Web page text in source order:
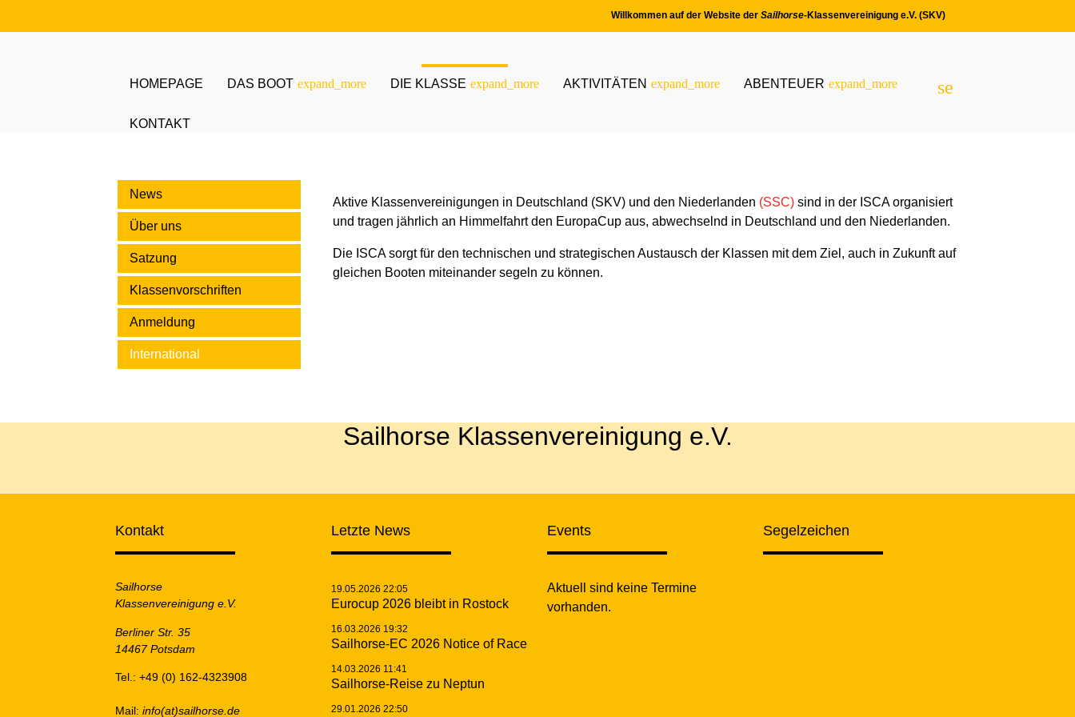
Willkommen auf der Website der Sailhorse-Klassenvereinigung e.V. (SKV)
HOMEPAGE DAS BOOT expand_more DIE KLASSE expand_more AKTIVITÄTEN expand_more ABENTEUER expand_more
KONTAKT
search
Suchbegriffe
Aktive Klassenvereinigungen in Deutschland (SKV) und den Niederlanden (SSC)sind in der ISCA organisiert
und tragen jährlich an Himmelfahrt den EuropaCup aus, abwechselnd in Deutschland und den Niederlanden.
Die ISCA sorgt für den technischen und strategischen Austausch der Klassen mit dem Ziel, auch in Zukunft auf
gleichen Booten miteinander segeln zu können.
News
Über uns
Satzung
Klassenvorschriften
Anmeldung
International
Sailhorse Klassenvereinigung e.V.
Kontakt
Sailhorse
Klassenvereinigung e.V.
Berliner Str. 35
14467 Potsdam
Tel.: +49 (0) 162-4323908
Mail: info(at)sailhorse.de
Letzte News
19.05.2026 22:05
Eurocup 2026 bleibt in Rostock
16.03.2026 19:32
Sailhorse-EC 2026 Notice of Race
14.03.2026 11:41
Sailhorse-Reise zu Neptun
29.01.2026 22:50
Events
Aktuell sind keine Termine
vorhanden.
Segelzeichen